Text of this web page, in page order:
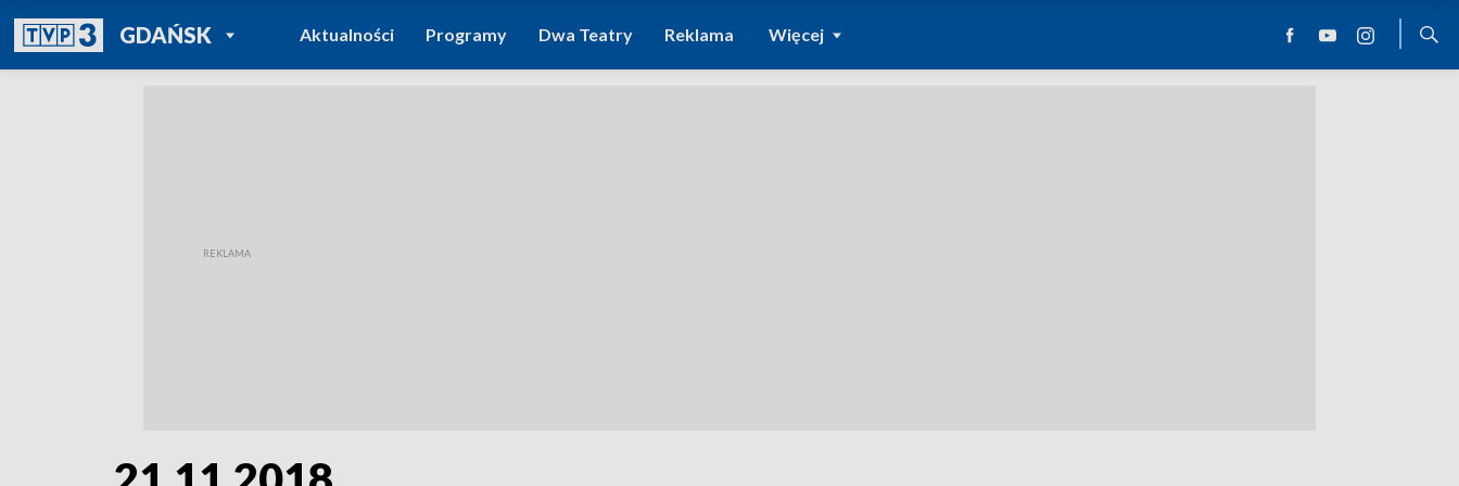
GDAŃSKPOWRÓT DO
TVP REGIONY
Aktualności Programy Dwa Teatry Reklama Więcej